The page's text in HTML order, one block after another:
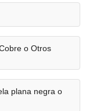
o Otros
plana negra o